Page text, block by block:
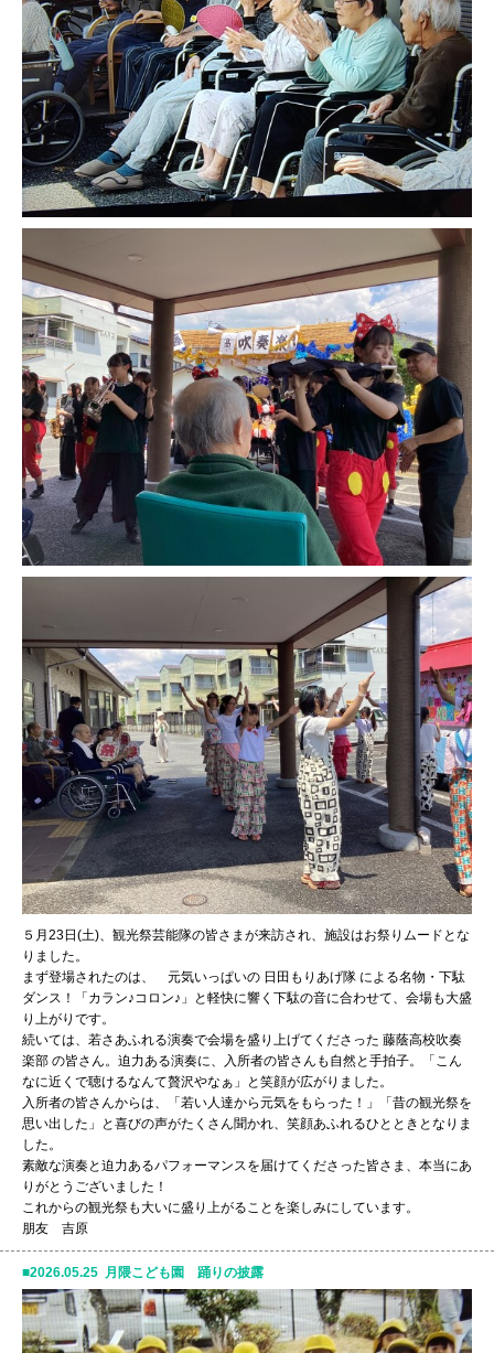
５月23日(土)、観光祭芸能隊の皆さまが来訪され、施設はお祭りムードとな
りました。
まず登場されたのは、 元気いっぱいの 日田もりあげ隊 による名物・下駄
ダンス！「カラン♪コロン♪」と軽快に響く下駄の音に合わせて、会場も大盛
り上がりです。
続いては、若さあふれる演奏で会場を盛り上げてくださった 藤蔭高校吹奏
楽部 の皆さん。迫力ある演奏に、入所者の皆さんも自然と手拍子。「こん
なに近くで聴けるなんて贅沢やなぁ」と笑顔が広がりました。
入所者の皆さんからは、「若い人達から元気をもらった！」「昔の観光祭を
思い出した」と喜びの声がたくさん聞かれ、笑顔あふれるひとときとなりま
した。
素敵な演奏と迫力あるパフォーマンスを届けてくださった皆さま、本当にあ
りがとうございました！
これからの観光祭も大いに盛り上がることを楽しみにしています。
朋友 吉原
2026.05.25 月隈こども園 踊りの披露